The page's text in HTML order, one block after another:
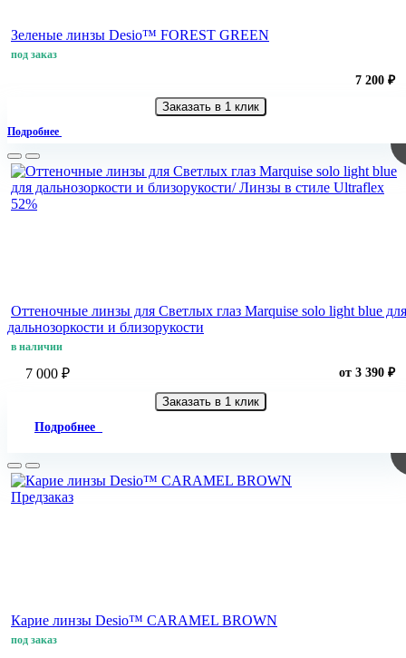
Зеленые линзы Desio™ FOREST GREEN
под заказ
7 200 ₽
Заказать в 1 клик
Подробнее
52%
Оттеночные линзы для Светлых глаз Marquise solo light blue для
дальнозоркости и близорукости
в наличии
7 000 ₽ от 3 390 ₽
Заказать в 1 клик
Подробнее
Предзаказ
Карие линзы Desio™ CARAMEL BROWN
под заказ